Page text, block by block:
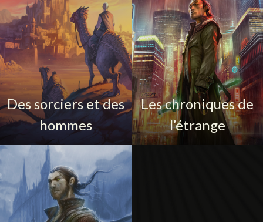
Des sorciers et des
hommes
Les chroniques de
l’étrange